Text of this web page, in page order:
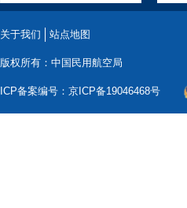
关于我们 站点地图
版权所有：中国民用航空局
ICP备案编号：京ICP备19046468号